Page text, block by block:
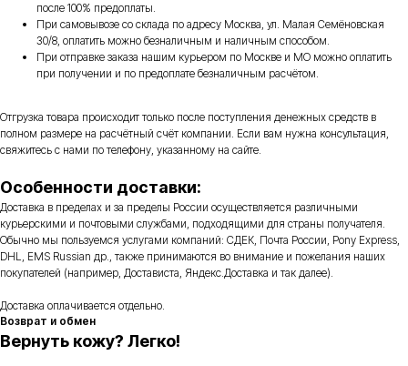
после 100% предоплаты.
При самовывозе со склада по адресу Москва, ул. Малая Семёновская
30/8, оплатить можно безналичным и наличным способом.
При отправке заказа нашим курьером по Москве и МО можно оплатить
при получении и по предоплате безналичным расчётом.
Отгрузка товара происходит только после поступления денежных средств в
полном размере на расчётный счёт компании. Если вам нужна консультация,
свяжитесь с нами по телефону, указанному на сайте.
Особенности доставки:
Доставка в пределах и за пределы России осуществляется различными
курьерскими и почтовыми службами, подходящими для страны получателя.
Обычно мы пользуемся услугами компаний: СДЕК, Почта России, Pony Express,
DHL, EMS Russian др., также принимаются во внимание и пожелания наших
покупателей (например, Достависта, Яндекс.Доставка и так далее).
Доставка оплачивается отдельно.
Возврат и обмен
Вернуть кожу? Легко!